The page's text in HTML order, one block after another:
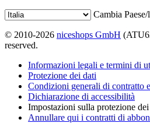
Cambia
© 2010-2026 niceshops GmbH
reserved.
Informazioni legali e termini di
Protezione dei dati
Condizioni generali di contratto
Dichiarazione di accessibilità
Impostazioni sulla protezione
Annullare qui i contratti di